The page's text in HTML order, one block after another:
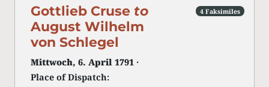
Gottlieb Cruse to
August Wilhelm
von Schlegel
Mittwoch, 6. April 1791 ·
Place of Dispatch:
4 Faksimiles